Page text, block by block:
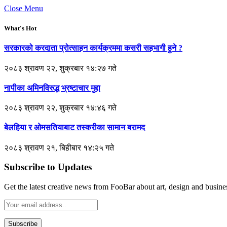
Close Menu
What's Hot
सरकारको करदाता प्रोत्साहन कार्यक्रममा कसरी सहभागी हुने ?
२०८३ श्रावण २२, शुक्रबार १४:२७ गते
नापीका अमिनविरुद्ध भ्रष्टाचार मुद्दा
२०८३ श्रावण २२, शुक्रबार १४:४६ गते
बेलहिया र ओमसतियाबाट तस्करीका सामान बरामद
२०८३ श्रावण २१, बिहीबार १४:२५ गते
Subscribe to Updates
Get the latest creative news from FooBar about art, design and